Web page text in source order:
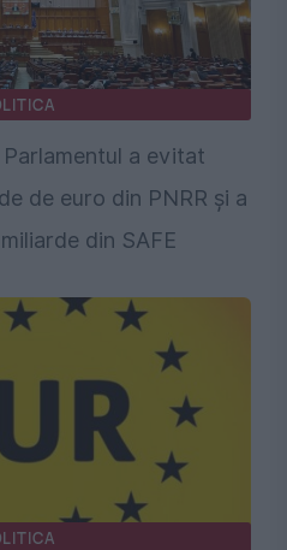
a evitat
de euro din PNRR și a
din SAFE